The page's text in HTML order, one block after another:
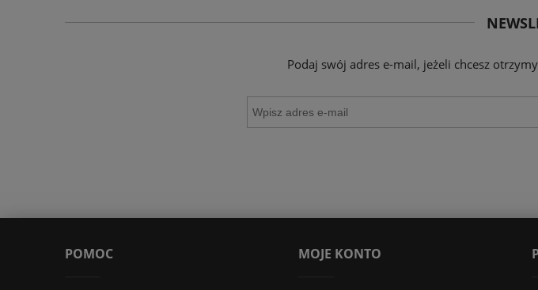
Podaj swój adres e-mail, jeżeli chcesz
POMOC MOJE KONTO